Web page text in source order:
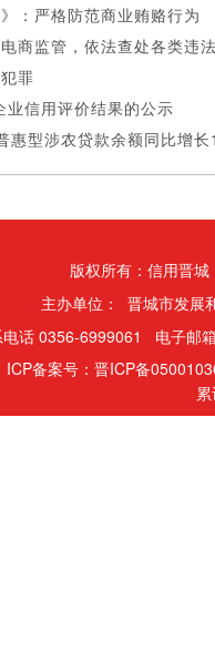
：严格防范商业贿赂行为
商监管，依法查处各类违
罪
信用评价结果的公示
惠型涉农贷款余额同比增
版权所有：信用晋
主办单位： 晋城市发展
电话 0356-6999061 电子邮
ICP备案号：晋ICP备